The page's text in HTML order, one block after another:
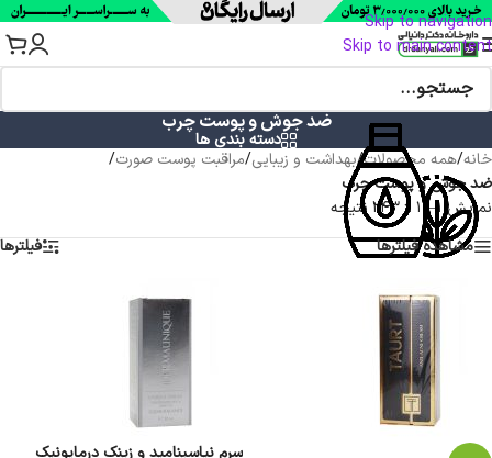
Skip to navigation
Skip to main content
ضد جوش و پوست چرب
دسته بندی ها
خانه/همه محصولات/بهداشت و زیبایی/مراقبت پوست صورت/
ضد جوش و پوست چرب
نمایش 1–12 از 243 نتیجه
مشاهده فیلترها
فیلترها
سرم نیاسینامید و زینک درمایونیک